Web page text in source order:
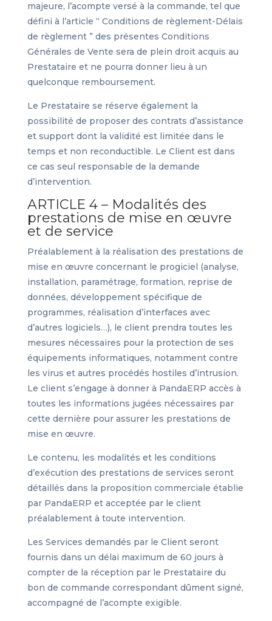
majeure, l’acompte versé à la commande, tel que
défini à l’article “ Conditions de règlement-Délais
de règlement ” des présentes Conditions
Générales de Vente sera de plein droit acquis au
Prestataire et ne pourra donner lieu à un
quelconque remboursement.
Le Prestataire se réserve également la
possibilité de proposer des contrats d’assistance
et support dont la validité est limitée dans le
temps et non reconductible. Le Client est dans
ce cas seul responsable de la demande
d’intervention.
ARTICLE 4 – Modalités des
prestations de mise en œuvre
et de service
Préalablement à la réalisation des prestations de
mise en œuvre concernant le progiciel (analyse,
installation, paramétrage, formation, reprise de
données, développement spécifique de
programmes, réalisation d’interfaces avec
d’autres logiciels…), le client prendra toutes les
mesures nécessaires pour la protection de ses
équipements informatiques, notamment contre
les virus et autres procédés hostiles d’intrusion.
Le client s’engage à donner à PandaERP accès à
toutes les informations jugées nécessaires par
cette dernière pour assurer les prestations de
mise en œuvre.
Le contenu, les modalités et les conditions
d’exécution des prestations de services seront
détaillés dans la proposition commerciale établie
par PandaERP et acceptée par le client
préalablement à toute intervention.
Les Services demandés par le Client seront
fournis dans un délai maximum de 60 jours à
compter de la réception par le Prestataire du
bon de commande correspondant dûment signé,
accompagné de l’acompte exigible.